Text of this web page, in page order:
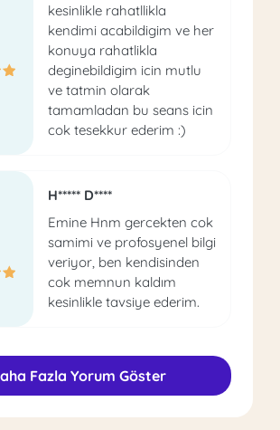
kesinlikle rahatllikla
kendimi acabildigim ve her
konuya rahatlikla
deginebildigim icin mutlu
ve tatmin olarak
tamamladan bu seans icin
cok tesekkur ederim :)
H***** D****
Emine Hnm gercekten cok
samimi ve profosyenel bilgi
veriyor, ben kendisinden
cok memnun kaldım
kesinlikle tavsiye ederim.
Fazla Yorum Göster